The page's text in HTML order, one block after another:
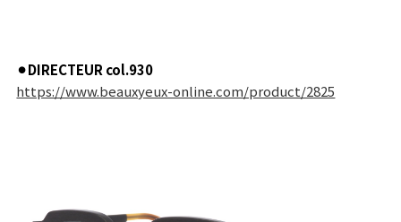
⚫︎DIRECTEUR col.930
https://www.beauxyeux-online.com/product/2825